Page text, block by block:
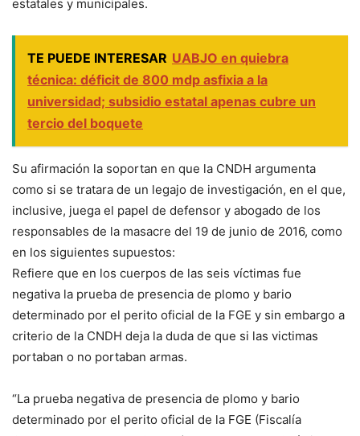
estatales y municipales.
TE PUEDE INTERESAR UABJO en quiebra
técnica: déficit de 800 mdp asfixia a la
universidad; subsidio estatal apenas cubre un
tercio del boquete
Su afirmación la soportan en que la CNDH argumenta
como si se tratara de un legajo de investigación, en el que,
inclusive, juega el papel de defensor y abogado de los
responsables de la masacre del 19 de junio de 2016, como
en los siguientes supuestos:
Refiere que en los cuerpos de las seis víctimas fue
negativa la prueba de presencia de plomo y bario
determinado por el perito oficial de la FGE y sin embargo a
criterio de la CNDH deja la duda de que si las victimas
portaban o no portaban armas.
“La prueba negativa de presencia de plomo y bario
determinado por el perito oficial de la FGE (Fiscalía